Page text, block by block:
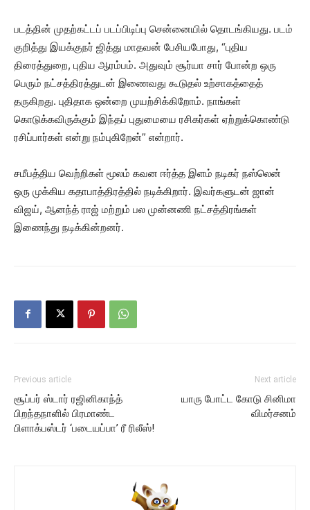
படத்தின் முதற்கட்டப் படப்பிடிப்பு சென்னையில் தொடங்கியது. படம்
குறித்து இயக்குநர் ஜித்து மாதவன் பேசியபோது, “புதிய
திரைத்துறை, புதிய ஆரம்பம். அதுவும் சூர்யா சார் போன்ற ஒரு
பெரும் நட்சத்திரத்துடன் இணைவது கூடுதல் உற்சாகத்தைத்
தருகிறது. புதிதாக ஒன்றை முயற்சிக்கிறோம். நாங்கள்
கொடுக்கவிருக்கும் இந்தப் புதுமையை ரசிகர்கள் ஏற்றுக்கொண்டு
ரசிப்பார்கள் என்று நம்புகிறேன்” என்றார்.
சமீபத்திய வெற்றிகள் மூலம் கவன ஈர்த்த இளம் நடிகர் நஸ்லென்
ஒரு முக்கிய கதாபாத்திரத்தில் நடிக்கிறார். இவர்களுடன் ஜான்
விஜய், ஆனந்த் ராஜ் மற்றும் பல முன்னணி நட்சத்திரங்கள்
இணைந்து நடிக்கின்றனர்.
Previous article
சூப்பர் ஸ்டார் ரஜினிகாந்த்
பிறந்தநாளில் பிரமாண்ட
பிளாக்பஸ்டர் ‘படையப்பா’ ரீ ரிலீஸ்!
Next article
யாரு போட்ட கோடு சினிமா
விமர்சனம்